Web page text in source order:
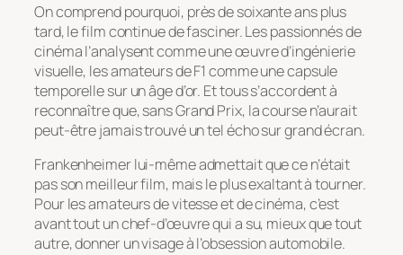
On comprend pourquoi, près de soixante ans plus
tard, le film continue de fasciner. Les passionnés de
cinéma l’analysent comme une œuvre d’ingénierie
visuelle, les amateurs de F1 comme une capsule
temporelle sur un âge d’or. Et tous s’accordent à
reconnaître que, sansGrand Prix, la course n’aurait
peut-être jamais trouvé un tel écho sur grand écran.
Frankenheimer lui-même admettait que ce n’était
pas son meilleur film, mais le plus exaltant à tourner.
Pour les amateurs de vitesse et de cinéma, c’est
avant tout un chef-d’œuvre qui a su, mieux que tout
autre, donner un visage à l’obsession automobile.